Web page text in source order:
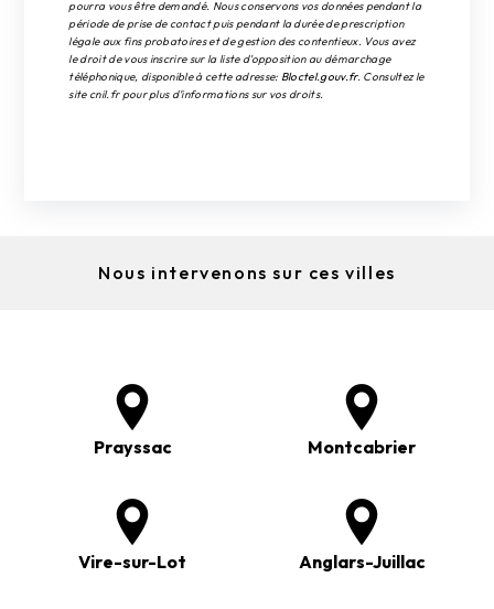
pourra vous être demandé. Nous conservons vos données pendant la
période de prise de contact puis pendant la durée de prescription
légale aux fins probatoires et de gestion des contentieux. Vous avez
le droit de vous inscrire sur la liste d'opposition au démarchage
téléphonique, disponible à cette adresse: Bloctel.gouv.fr. Consultez le
site cnil.fr pour plus d’informations sur vos droits.
Nous intervenons sur ces villes
Prayssac Montcabrier
Vire-sur-Lot Anglars-Juillac